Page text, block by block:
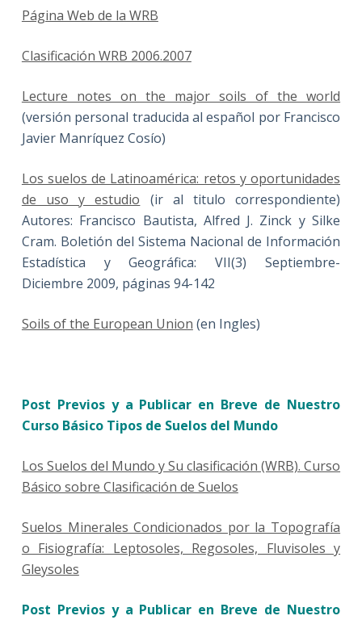
Página Web de la WRB
Clasificación WRB 2006.2007
Lecture notes on the major soils of the world
(versión personal traducida al español por Francisco
Javier Manríquez Cosío)
Los suelos de Latinoamérica: retos y oportunidades
de uso y estudio (ir al titulo correspondiente)
Autores: Francisco Bautista, Alfred J. Zinck y Silke
Cram. Boletión del Sistema Nacional de Información
Estadística y Geográfica: VII(3) Septiembre-
Diciembre 2009, páginas 94-142
Soils of the European Union (en Ingles)
Post Previos y a Publicar en Breve de Nuestro
Curso Básico Tipos de Suelos del Mundo
Los Suelos del Mundo y Su clasificación (WRB). Curso
Básico sobre Clasificación de Suelos
Suelos Minerales Condicionados por la Topografía
o Fisiografía: Leptosoles, Regosoles, Fluvisoles y
Gleysoles
Post Previos y a Publicar en Breve de Nuestro